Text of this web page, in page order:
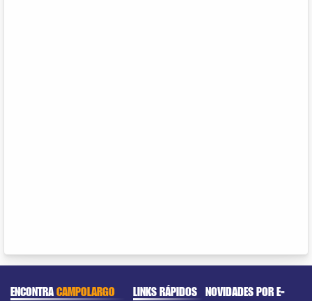
ENCONTRACAMPOLARGO LINKS RÁPIDOS NOVIDADES POR E-